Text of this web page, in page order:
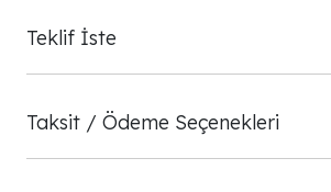
Teklif İste
Taksit / Ödeme Seçenekleri